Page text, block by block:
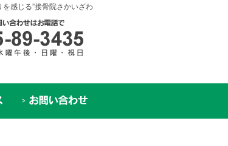
感じる”接骨院さかいざわ